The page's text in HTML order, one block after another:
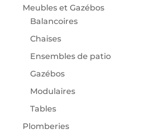
Meubles et Gazébos
Balancoires
Chaises
Ensembles de patio
Gazébos
Modulaires
Tables
Plomberies